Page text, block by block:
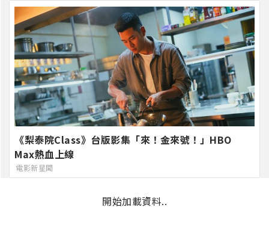
《梨泰院Class》台版影集「來！金來號！」HBO
Max熱血上線
電影新星聞
開始加載資料..